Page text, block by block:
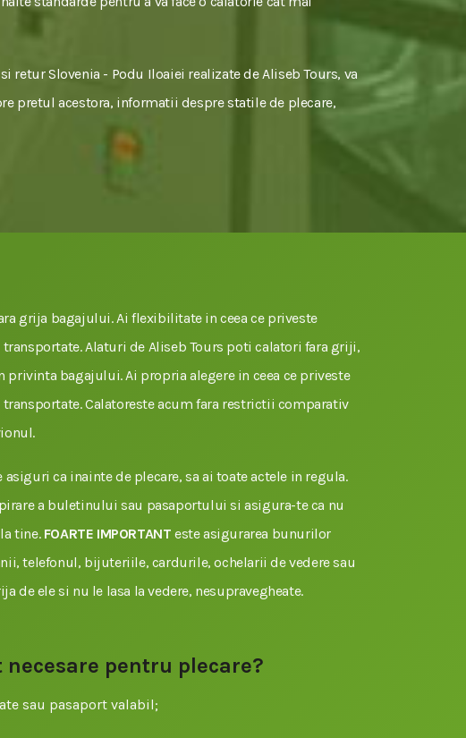
Slovenia - Podu Iloaiei realizate de Aliseb Tours, va
pretul acestora, informatii despre statile de plecare,
grija bagajului. Ai flexibilitate in ceea ce priveste
Alaturi de Aliseb Tours poti calatori fara griji,
privinta bagajului. Ai propria alegere in ceea ce priveste
Calatoreste acum fara restrictii comparativ
ca inainte de plecare, sa ai toate actele in regula.
a buletinului sau pasaportului si asigura-te ca nu
tine. FOARTE IMPORTANT este asigurarea bunurilor
telefonul, bijuteriile, cardurile, ochelarii de vedere sau
de ele si nu le lasa la vedere, nesupravegheate.
necesare pentru plecare?
sau pasaport valabil;